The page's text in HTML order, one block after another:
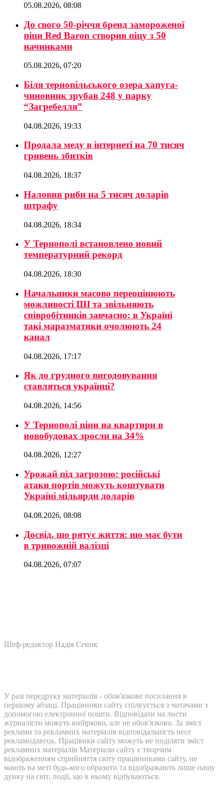
05.08.2026, 08:08
До свого 50-річчя бренд замороженої
піци Red Baron створив піцу з 50
начинками
05.08.2026, 07:20
Біля тернопільського озера хапуга-
чиновник зрубав 248 у парку
“Загребелля”
04.08.2026, 19:33
Продала меду в інтернеті на 70 тисяч
гривень збитків
04.08.2026, 18:37
Наловив риби на 5 тисяч доларів
штрафу
04.08.2026, 18:34
У Тернополі встановлено новий
температурний рекорд
04.08.2026, 18:30
Начальники масово переоцінюють
можливості ШІ та звільняють
співробітників завчасно: в Україні
такі маразматики очолюють 24
канал
04.08.2026, 17:17
Як до грудного вигодовування
ставляться українці?
04.08.2026, 14:56
У Тернополі ціни на квартири в
новобудовах зросли на 34%
04.08.2026, 12:27
Урожай під загрозою: російські
атаки портів можуть коштувати
Україні мільярди доларів
04.08.2026, 08:08
Досвід, що рятує життя: що має бути
в тривожній валізці
04.08.2026, 07:07
Шеф-редактор Надія Сеник
У разі передруку матеріалів - обов'язкове посилання в
першому абзаці. Працівники сайту спілкується з читачами з
допомогою електронної пошти. Відповідати на листи
журналісти можуть вибірково, але не обов'язково. За зміст
реклами та рекламних матеріалів відповідальність несе
рекламодавець. Працівнки сайту можуть не поділяти зміст
рекламних матеріалів Матеріали сайту є творчим
відображенням сприйняття світу працівниками сайту, не
мають на меті будь-кого образити та відображають лише нашу
дуику на світ, події, що в ньому відбуваються.